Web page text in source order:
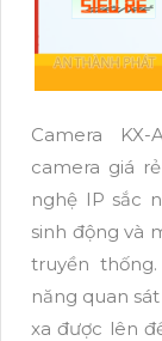
Camera
camera giá
nghệ IP sắc
sinh động và
truyền
năng quan
xa được lên